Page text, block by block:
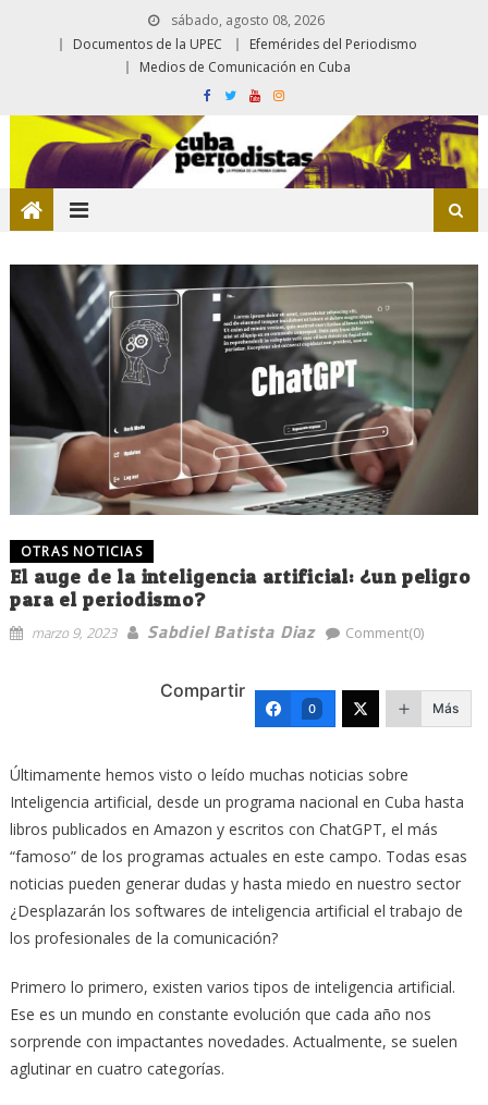
sábado, agosto 08, 2026
Documentos de la UPEC
Efemérides del Periodismo
Medios de Comunicación en Cuba
OTRAS NOTICIAS
El auge de la inteligencia artificial: ¿un peligro
para el periodismo?
marzo 9, 2023 Sabdiel Batista Diaz Comment(0)
Compartir
0 Más
Últimamente hemos visto o leído muchas noticias sobre
Inteligencia artificial, desde un programa nacional en Cuba hasta
libros publicados en Amazon y escritos con ChatGPT, el más
“famoso” de los programas actuales en este campo. Todas esas
noticias pueden generar dudas y hasta miedo en nuestro sector
¿Desplazarán los softwares de inteligencia artificial el trabajo de
los profesionales de la comunicación?
Primero lo primero, existen varios tipos de inteligencia artificial.
Ese es un mundo en constante evolución que cada año nos
sorprende con impactantes novedades. Actualmente, se suelen
aglutinar en cuatro categorías.